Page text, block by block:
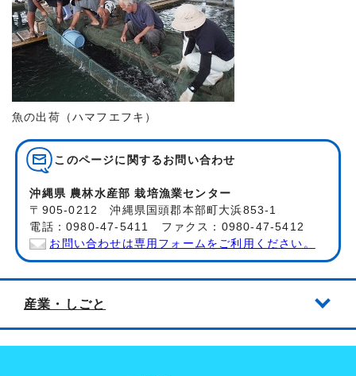
魚の出荷（ハマフエフキ）
このページに関する お問い合わせ
沖縄県 農林水産部 栽培漁業センター
〒905-0212 沖縄県国頭郡本部町大浜853-1
電話：0980-47-5411 ファクス：0980-47-5412
お問い合わせは専用フォームをご利用ください。
産業・しごと